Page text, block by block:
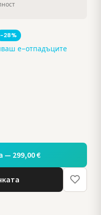
-28%
е-отпадъците
— 299,00 €